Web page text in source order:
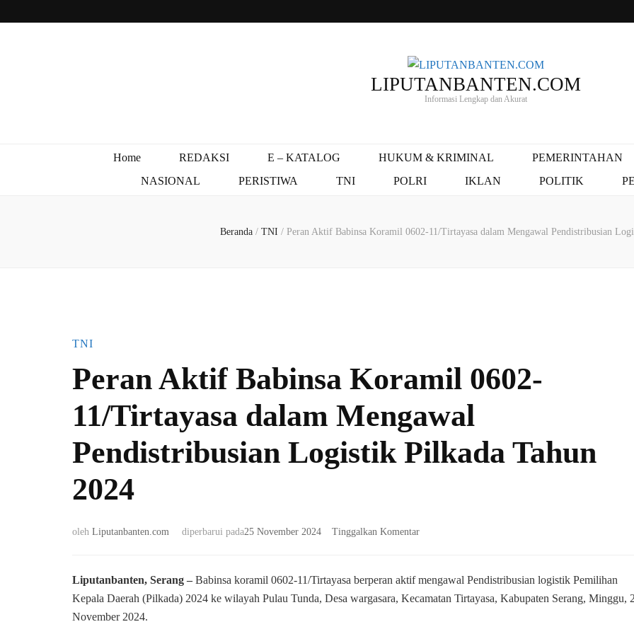
LIPUTANBANTEN.COM
Informasi Lengkap dan Akurat
Home REDAKSI E – KATALOG HUKUM & KRIMINAL
PEMERINTAHAN
NASIONAL
PERISTIWA TNI POLRI IKLAN POLITIK
Beranda / TNI / Peran Aktif Babinsa Koramil 0602-11/Tirtayasa dalam Mengawal Pendistribusian
TNI
Peran Aktif Babinsa Koramil 0602-
11/Tirtayasa dalam Mengawal
Pendistribusian Logistik Pilkada Tahun
2024
oleh Liputanbanten.com diperbarui pada25 November 2024 Tinggalkan Komentarpada
Babinsa
0602-
Liputanbanten, Serang – Babinsa koramil 0602-11/Tirtayasa berperan aktif mengawal Pendistribusian logistik Pemilihan
Kepala Daerah (Pilkada) 2024 ke wilayah Pulau Tunda, Desa wargasara, Kecamatan Tirtayasa, Kabupaten Serang, Minggu,
November 2024.